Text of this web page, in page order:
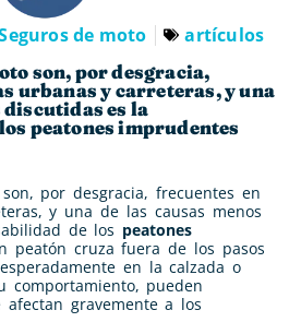
de moto artículos
son, por desgracia,
urbanas y carreteras, y una
discutidas es la
peatones imprudentes
por desgracia, frecuentes en
y una de las causas menos
de los peatones
peatón cruza fuera de los pasos
en la calzada o
comportamiento, pueden
gravemente a los